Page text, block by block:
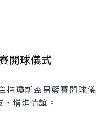
開球儀式
瓊斯盃男籃賽開球儀
增進情誼。